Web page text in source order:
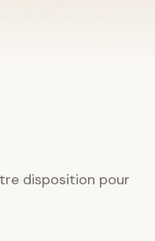
disposition pour